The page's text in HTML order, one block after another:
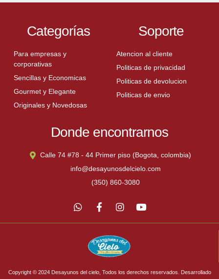
Categorías
Para empresas y
corporativas
Sencillas y Economicas
Gourmet y Elegante
Originales y Novedosas
Soporte
Atencion al cliente
Politicas de privacidad
Politicas de devolucion
Politicas de envio
Donde encontrarnos
Calle 74 #78 - 44 Primer piso (Bogota, colombia)
info@desayunosdelcielo.com
(350) 860-3080
Copyright © 2024 Desayunos del cielo, Todos los derechos reservados. Desarrollado